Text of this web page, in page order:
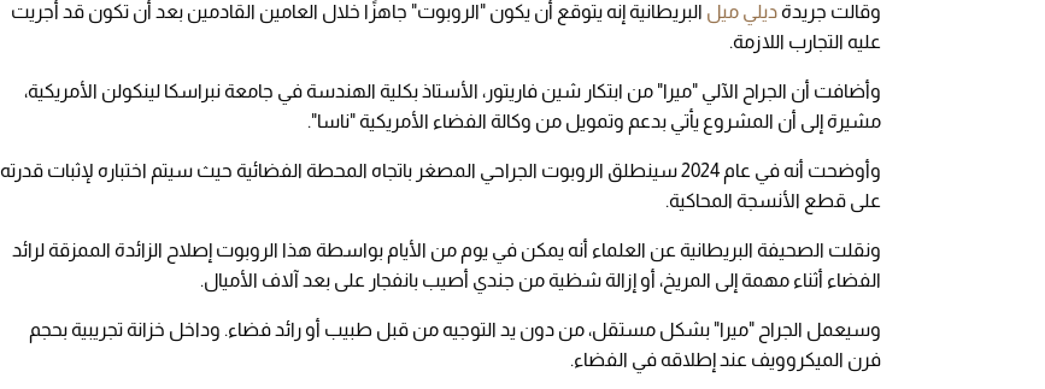
وقالت جريدةديلي ميل البريطانية إنه يتوقع أن يكون "الروبوت" جاهزًا خلال العامين القادمين بعد أن تكون قد أجريت
عليه التجارب اللازمة.
وأضافت أن الجراح الآلي "ميرا" من ابتكار شين فاريتور، الأستاذ بكلية الهندسة في جامعة نبراسكا لينكولن الأمريكية،
مشيرة إلى أن المشروع يأتي بدعم وتمويل من وكالة الفضاء الأمريكية "ناسا".
وأوضحت أنه في عام 2024 سينطلق الروبوت الجراحي المصغر باتجاه المحطة الفضائية حيث سيتم اختباره لإثبات قدرته
على قطع الأنسجة المحاكية.
ونقلت الصحيفة البريطانية عن العلماء أنه يمكن في يوم من الأيام بواسطة هذا الروبوت إصلاح الزائدة الممزقة لرائد
الفضاء أثناء مهمة إلى المريخ، أو إزالة شظية من جندي أصيب بانفجار على بعد آلاف الأميال.
وسيعمل الجراح "ميرا" بشكل مستقل، من دون يد التوجيه من قبل طبيب أو رائد فضاء. وداخل خزانة تجريبية بحجم
فرن الميكروويف عند إطلاقه في الفضاء.